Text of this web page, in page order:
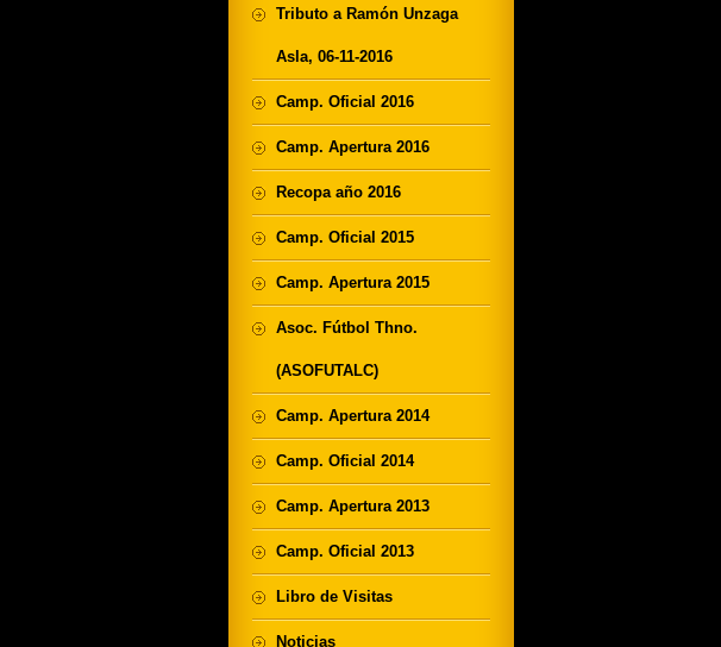
Tributo a Ramón Unzaga
Asla, 06-11-2016
Camp. Oficial 2016
Camp. Apertura 2016
Recopa año 2016
Camp. Oficial 2015
Camp. Apertura 2015
Asoc. Fútbol Thno.
(ASOFUTALC)
Camp. Apertura 2014
Camp. Oficial 2014
Camp. Apertura 2013
Camp. Oficial 2013
Libro de Visitas
Noticias